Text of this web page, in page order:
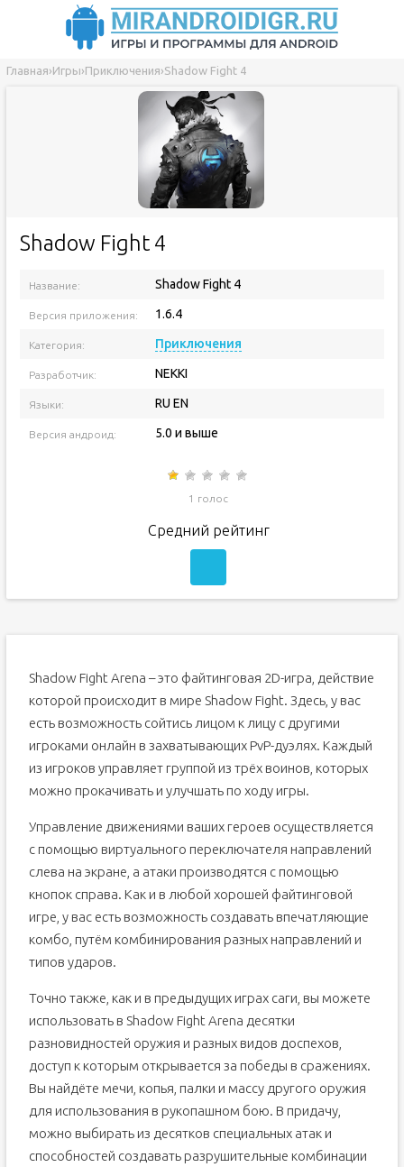
Главная›Игры›Приключения›Shadow Fight 4
Shadow Fight 4
Название: Shadow Fight 4
Версия приложения: 1.6.4
Категория: Приключения
Разработчик: NEKKI
Языки: RU EN
Версия андроид: 5.0 и выше
1 голос
Средний рейтинг
Shadow Fight Arena – это файтинговая 2D-игра, действие
которой происходит в мире Shadow Fight. Здесь, у вас
есть возможность сойтись лицом к лицу с другими
игроками онлайн в захватывающих PvP-дуэлях. Каждый
из игроков управляет группой из трёх воинов, которых
можно прокачивать и улучшать по ходу игры.
Управление движениями ваших героев осуществляется
с помощью виртуального переключателя направлений
слева на экране, а атаки производятся с помощью
кнопок справа. Как и в любой хорошей файтинговой
игре, у вас есть возможность создавать впечатляющие
комбо, путём комбинирования разных направлений и
типов ударов.
Точно также, как и в предыдущих играх саги, вы можете
использовать в Shadow Fight Arena десятки
разновидностей оружия и разных видов доспехов,
доступ к которым открывается за победы в сражениях.
Вы найдёте мечи, копья, палки и массу другого оружия
для использования в рукопашном бою. В придачу,
можно выбирать из десятков специальных атак и
способностей создавать разрушительные комбинации